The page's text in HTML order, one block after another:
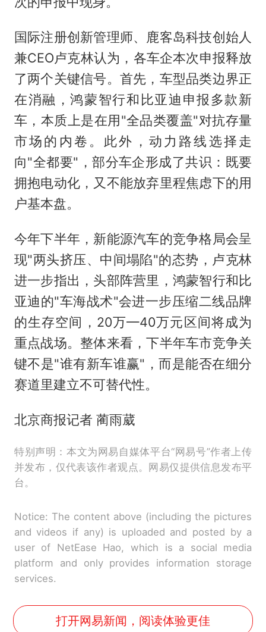
国际注册创新管理师、鹿客岛科技创始人
兼CEO卢克林认为，各车企本次申报释放
了两个关键信号。首先，车型品类边界正
在消融，鸿蒙智行和比亚迪申报多款新
车，本质上是在用"全品类覆盖"对抗存量
市场的内卷。此外，动力路线选择走
向"全都要"，部分车企形成了共识：既要
拥抱电动化，又不能放弃里程焦虑下的用
户基本盘。
今年下半年，新能源汽车的竞争格局会呈
现"两头挤压、中间塌陷"的态势，卢克林
进一步指出，头部阵营里，鸿蒙智行和比
亚迪的"车海战术"会进一步压缩二线品牌
的生存空间，20万—40万元区间将成为
重点战场。整体来看，下半年车市竞争关
键不是"谁有新车谁赢"，而是能否在细分
赛道里建立不可替代性。
北京商报记者 蔺雨葳
特别声明：本文为网易自媒体平台“网易号”作者上传
并发布，仅代表该作者观点。网易仅提供信息发布平
台。
Notice: The content above (including the pictures
and videos if any) is uploaded and posted by a
user of NetEase Hao, which is a social media
platform and only provides information storage
services.
打开网易新闻，阅读体验更佳